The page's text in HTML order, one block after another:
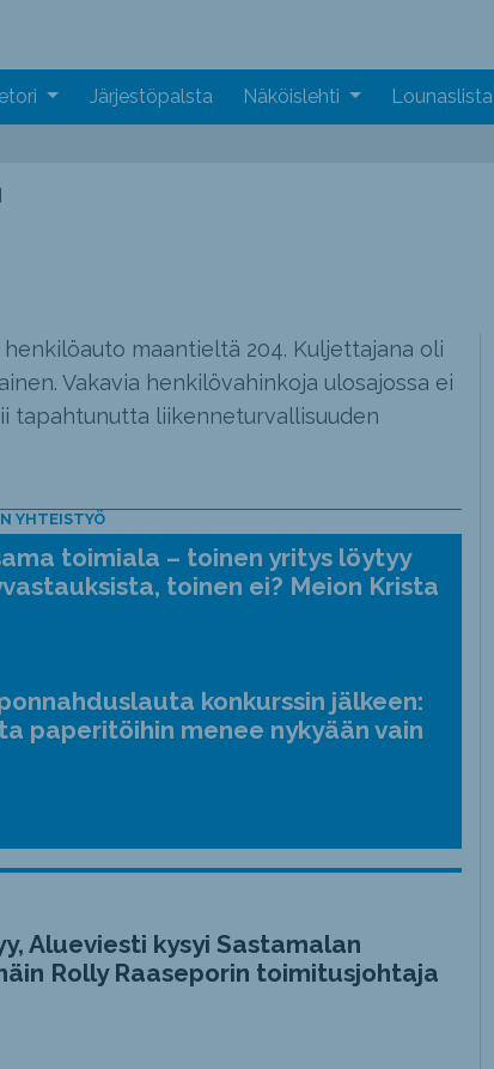
Järjestöpalsta Näköislehti Lounaslista
maantieltä 204. Kuljettajana oli
Vakavia henkilövahinkoja ulosajossa ei
tapahtunutta liikenneturvallisuuden
YHTEISTYÖ
toimiala – toinen yritys löytyy
toinen ei? Meion Krista
konkurssin jälkeen:
paperitöihin menee nykyään vain
Alueviesti kysyi Sastamalan
Rolly Raaseporin toimitusjohtaja